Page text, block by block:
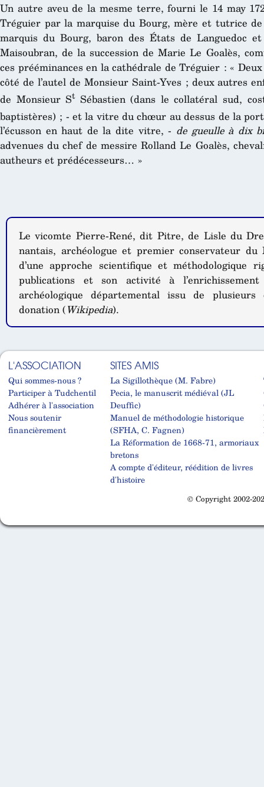
Un autre aveu de la mesme terre, fourni le 14 may
Tréguier par la marquise du Bourg, mère et tutrice
marquis du Bourg, baron des États de Languedoc
Maisoubran, de la succession de Marie Le Goalès,
ces prééminances en la cathédrale de Tréguier : «
côté de l’autel de Monsieur Saint-Yves ; deux autres
de Monsieur StSébastien (dans le collatéral sud,
baptistères) ; - et la vitre du chœur au dessus de la
l’écusson en haut de la dite vitre, - de gueulle à dix
advenues du chef de messire Rolland Le Goalès,
autheurs et prédécesseurs… »
Le vicomte Pierre-René, dit Pitre, de Lisle du
nantais, archéologue et premier conservateur du
d’une approche scientifique et méthodologique
publications et son activité à
archéologique départemental issu de
donation (Wikipedia).
L'ASSOCIATION
Qui sommes-nous ?
Participer à Tudchentil
Adhérer à l'association
Nous soutenir
financièrement
SITES AMIS
La Sigillothèque (M. Fabre)
Pecia, le manuscrit médiéval (JL
Deuffic)
Manuel de méthodologie historique
(SFHA, C. Fagnen)
La Réformation de 1668-71, armoriaux
bretons
A compte d'éditeur, réédition de livres
d'histoire
© Copyright 2002-